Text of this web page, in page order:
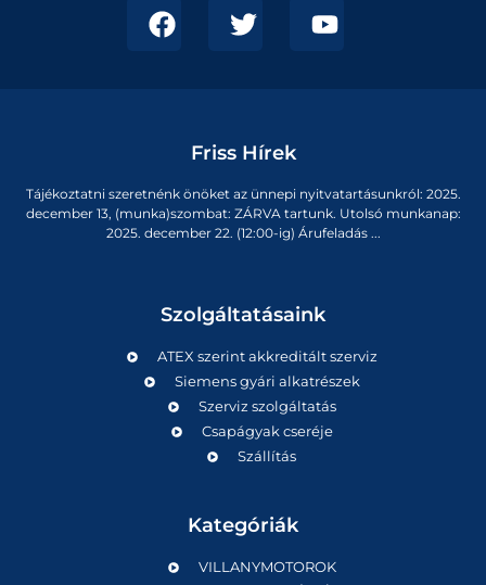
Friss Hírek
Tájékoztatni szeretnénk önöket az ünnepi nyitvatartásunkról: 2025.
december 13, (munka)szombat: ZÁRVA tartunk. Utolsó munkanap:
2025. december 22. (12:00-ig) Árufeladás ...
Szolgáltatásaink
ATEX szerint akkreditált szerviz
Siemens gyári alkatrészek
Szerviz szolgáltatás
Csapágyak cseréje
Szállítás
Kategóriák
VILLANYMOTOROK